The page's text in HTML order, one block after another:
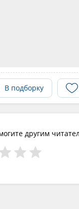
В подборку
другим